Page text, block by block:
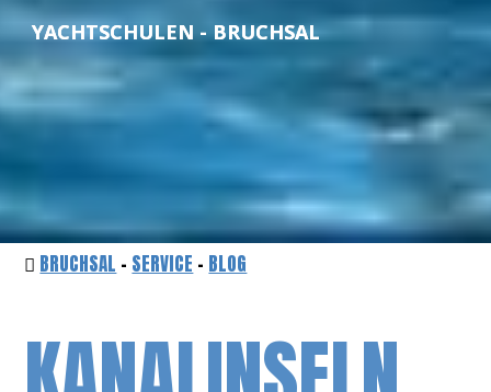
YACHTSCHULEN - BRUCHSAL
BRUCHSAL - SERVICE - BLOG